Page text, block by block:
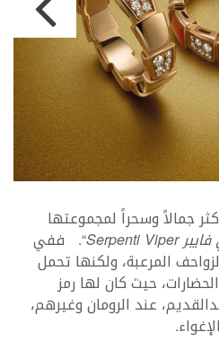
جمالاً وسحراً لمجموعتها
Serpenti Viper“. ففي
المرعبة، ولكنها تحمل
حيث كان لها رمز
عند الرومان وغيرهم،